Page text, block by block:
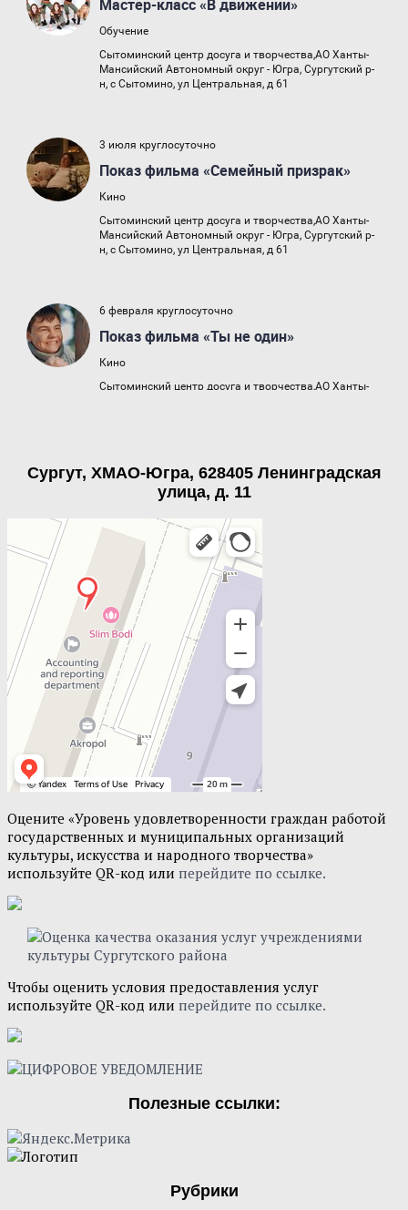
Сургут, ХМАО-Югра, 628405 Ленинградская
улица, д. 11
Оцените «Уровень удовлетворенности граждан работой
государственных и муниципальных организаций
культуры, искусства и народного творчества»
используйте QR-код или перейдите по ссылке.
Чтобы оценить условия предоставления услуг
используйте QR-код или перейдите по ссылке.
Полезные ссылки:
Рубрики